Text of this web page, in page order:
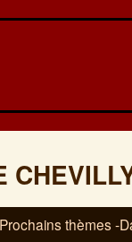
Prochains thèmes -